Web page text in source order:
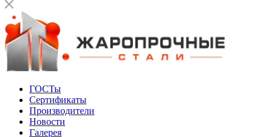
ГОСТы
Сертификаты
Производители
Новости
Галерея